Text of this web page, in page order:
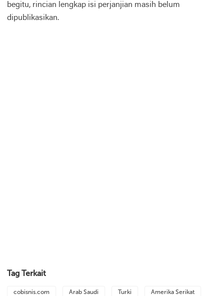
begitu, rincian lengkap isi perjanjian masih belum
dipublikasikan.
Tag Terkait
cobisnis.com Arab Saudi Turki Amerika Serikat